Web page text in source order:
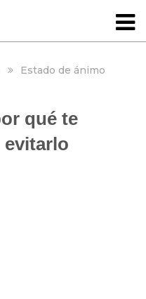
Estado de ánimo
qué te
evitarlo